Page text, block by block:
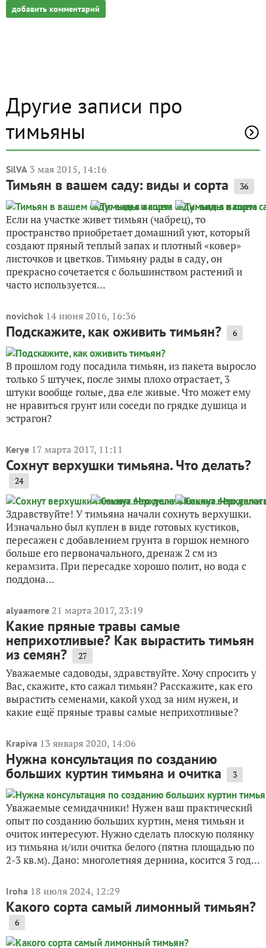
добавить комментарий
Другие записи про
тимьяны
SilVA 3 мая 2015, 14:16
Тимьян в вашем саду: виды и сорта 36
Если на участке живет тимьян (чабрец), то
пространство приобретает домашний уют, который
создают пряный теплый запах и плотный «ковер»
листочков и цветков. Тимьяну рады в саду, он
прекрасно сочетается с большинством растений и
часто используется...
novichok 14 июня 2016, 16:36
Подскажите, как оживить тимьян? 6
В прошлом году посадила тимьян, из пакета выросло
только 5 штучек, после зимы плохо отрастает, 3
штуки вообще голые, два еле живые. Что может ему
не нравиться грунт или соседи по грядке душица и
эстрагон?
Kerye 17 марта 2017, 11:11
Сохнут верхушки тимьяна. Что делать?
24
Здравствуйте! У тимьяна начали сохнуть верхушки.
Изначально был куплен в виде готовых кустиков,
пересажен с добавлением грунта в горшок немного
больше его первоначального, дренаж 2 см из
керамзита. При пересадке хорошо полит, но вода с
поддона...
alyaamore 21 марта 2017, 23:19
Какие пряные травы самые
неприхотливые? Как вырастить тимьян
из семян? 27
Уважаемые садоводы, здравствуйте. Хочу спросить у
Вас, скажите, кто сажал тимьян? Расскажите, как его
вырастить семенами, какой уход за ним нужен, и
какие ещё пряные травы самые неприхотливые?
Krapiva 13 января 2020, 14:06
Нужна консультация по созданию
больших куртин тимьяна и очитка 3
Уважаемые семидачники! Нужен ваш практический
опыт по созданию больших куртин, меня тимьян и
очиток интересуют. Нужно сделать плоскую полянку
из тимьяна и/или очитка белого (пятна площадью по
2-3 кв.м). Дано: многолетняя дернина, косится 3 год...
Iroha 18 июля 2024, 12:29
Какого сорта самый лимонный тимьян?
6